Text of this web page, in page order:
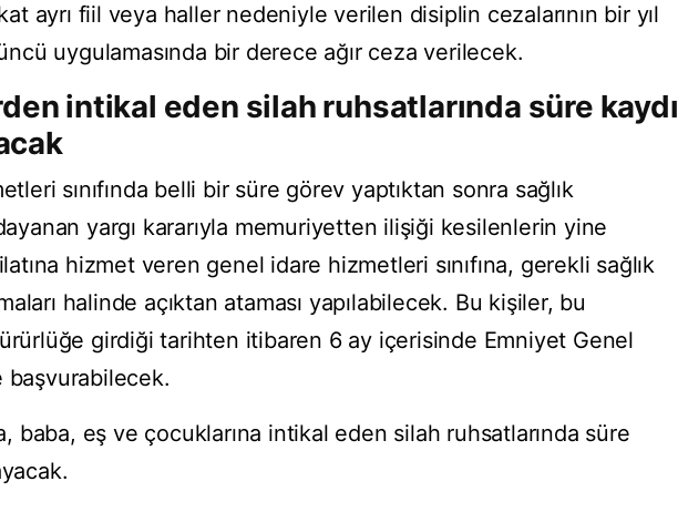
ayrı fiil veya haller nedeniyle verilen disiplin cezalarının bir yıl
uygulamasında bir derece ağır ceza verilecek.
intikal eden silah ruhsatlarında süre kaydı
sınıfında belli bir süre görev yaptıktan sonra sağlık
yargı kararıyla memuriyetten ilişiği kesilenlerin yine
hizmet veren genel idare hizmetleri sınıfına, gerekli sağlık
halinde açıktan ataması yapılabilecek. Bu kişiler, bu
girdiği tarihten itibaren 6 ay içerisinde Emniyet Genel
başvurabilecek.
baba, eş ve çocuklarına intikal eden silah ruhsatlarında süre